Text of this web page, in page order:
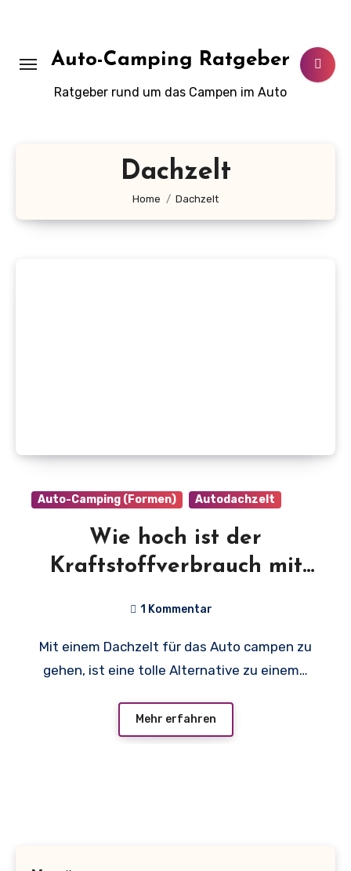
Auto-Camping Ratgeber
Ratgeber rund um das Campen im Auto
Dachzelt
Home Dachzelt
Auto-Camping (Formen) Autodachzelt
Wie hoch ist der
Kraftstoffverbrauch mit
1 Kommentar
Mit einem Dachzelt für das Auto campen zu
gehen, ist eine tolle Alternative zu einem…
Mehr erfahren